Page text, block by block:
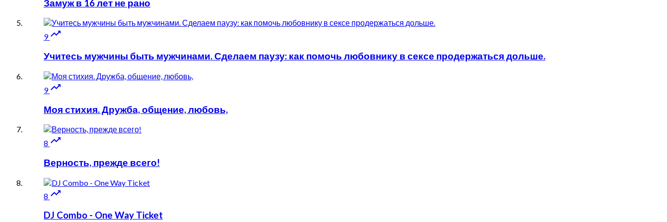
Замуж в 16 лет не рано
9 
Учитесь мужчины быть мужчинами. Сделаем паузу: как помочь любовнику в сексе продержаться дольше.
9 
Моя стихия. Дружба, общение, любовь,
8 
Верность, прежде всего!
8 
DJ Combo - One Way Ticket